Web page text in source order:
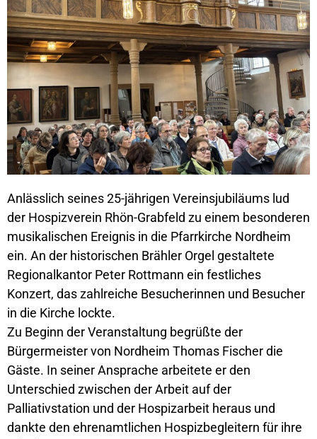
Anlässlich seines 25-jährigen Vereinsjubiläums lud
der Hospizverein Rhön-Grabfeld zu einem besonderen
musikalischen Ereignis in die Pfarrkirche Nordheim
ein. An der historischen Brähler Orgel gestaltete
Regionalkantor Peter Rottmann ein festliches
Konzert, das zahlreiche Besucherinnen und Besucher
in die Kirche lockte.
Zu Beginn der Veranstaltung begrüßte der
Bürgermeister von Nordheim Thomas Fischer die
Gäste. In seiner Ansprache arbeitete er den
Unterschied zwischen der Arbeit auf der
Palliativstation und der Hospizarbeit heraus und
dankte den ehrenamtlichen Hospizbegleitern für ihre